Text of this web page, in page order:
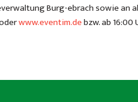
Burg-ebrach sowie an
www.eventim.debzw. ab 16:00